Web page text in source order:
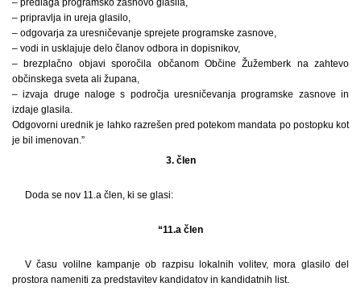
– pripravlja in ureja glasilo,
– odgovarja za uresničevanje sprejete programske zasnove,
– vodi in usklajuje delo članov odbora in dopisnikov,
– brezplačno objavi sporočila občanom Občine Žužemberk na zahtevo
občinskega sveta ali župana,
– izvaja druge naloge s področja uresničevanja programske zasnove in
izdaje glasila.
Odgovorni urednik je lahko razrešen pred potekom mandata po postopku kot
je bil imenovan.”
3. člen
Doda se nov 11.a člen, ki se glasi:
“11.a člen
V času volilne kampanje ob razpisu lokalnih volitev, mora glasilo del
prostora nameniti za predstavitev kandidatov in kandidatnih list.